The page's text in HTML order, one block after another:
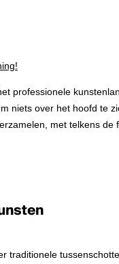
professionele
niets over het hoofd te
met telkens
traditionele